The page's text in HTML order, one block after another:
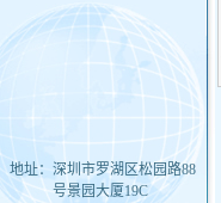
地址： 深圳市罗湖区松园路88
号景园大厦19C